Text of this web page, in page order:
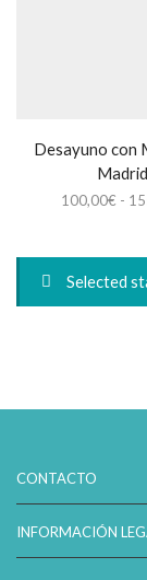
Desayuno con
Madrid
100,00€ -
Selected
CONTACTO
INFORMACIÓN